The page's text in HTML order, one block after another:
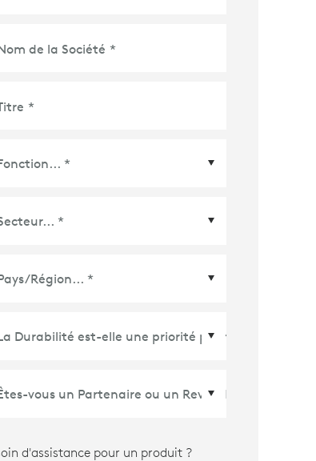
de la Société *
*
Région *
d'assistance pour un produit ?